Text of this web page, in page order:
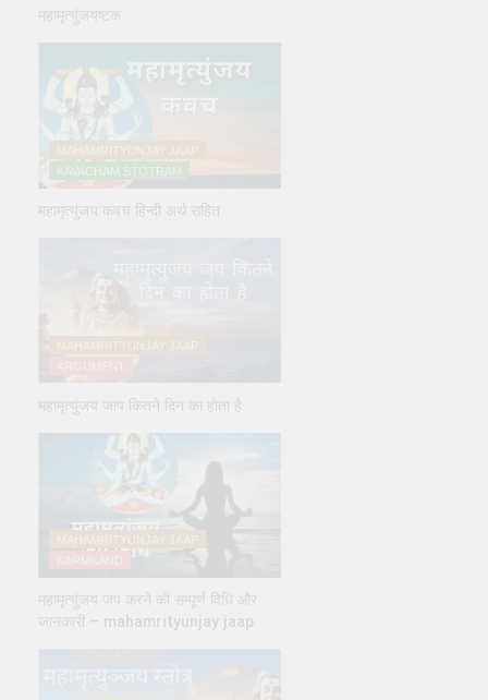
महामृत्युंजयष्टक
MAHAMRITYUNJAY JAAP
KAVACHAM STOTRAM
महामृत्युंजय कवच हिन्दी अर्थ सहित
MAHAMRITYUNJAY JAAP
महामृत्युंजय जाप कितने दिन का होता है
MAHAMRITYUNJAY JAAP
महामृत्युंजय जप करने की सम्पूर्ण विधि और
जानकारी – mahamrityunjay jaap